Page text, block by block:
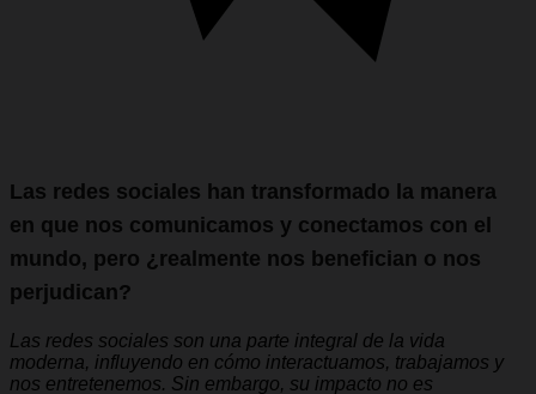
Las redes sociales han transformado la manera
en que nos comunicamos y conectamos con el
mundo, pero ¿realmente nos benefician o nos
perjudican?
Las redes sociales son una parte integral de la vida
moderna, influyendo en cómo interactuamos, trabajamos y
nos entretenemos. Sin embargo, su impacto no es